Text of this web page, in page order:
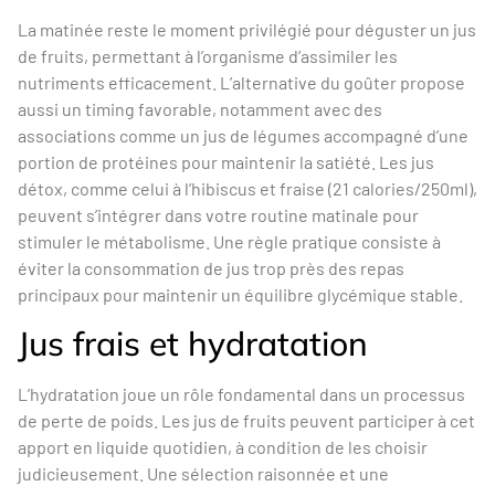
La matinée reste le moment privilégié pour déguster un jus
de fruits, permettant à l’organisme d’assimiler les
nutriments efficacement. L’alternative du goûter propose
aussi un timing favorable, notamment avec des
associations comme un jus de légumes accompagné d’une
portion de protéines pour maintenir la satiété. Les jus
détox, comme celui à l’hibiscus et fraise (21 calories/250ml),
peuvent s’intégrer dans votre routine matinale pour
stimuler le métabolisme. Une règle pratique consiste à
éviter la consommation de jus trop près des repas
principaux pour maintenir un équilibre glycémique stable.
Jus frais et hydratation
L’hydratation joue un rôle fondamental dans un processus
de perte de poids. Les jus de fruits peuvent participer à cet
apport en liquide quotidien, à condition de les choisir
judicieusement. Une sélection raisonnée et une